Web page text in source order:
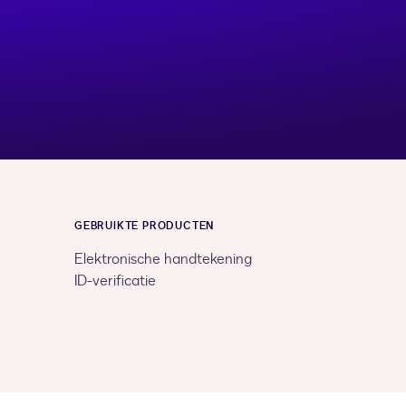
GEBRUIKTE PRODUCTEN
Elektronische handtekening
ID-verificatie